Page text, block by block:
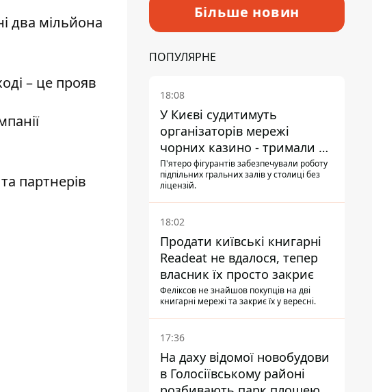
два мільйона
– це прояв
партнерів
Більше новин
ПОПУЛЯРНЕ
18:08
У Києві судитимуть
організаторів мережі
чорних казино - тримали 39
закладів
П'ятеро фігурантів забезпечували роботу
підпільних гральних залів у столиці без
ліцензій.
18:02
Продати київські книгарні
Readeat не вдалося, тепер
власник їх просто закриє
Феліксов не знайшов покупців на дві
книгарні мережі та закриє їх у вересні.
17:36
На даху відомої новобудови
в Голосіївському районі